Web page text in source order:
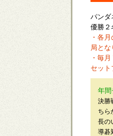
パンダ
優勝２
・各
局と
・毎
セット
年間
決勝
ちら
長の
導碁